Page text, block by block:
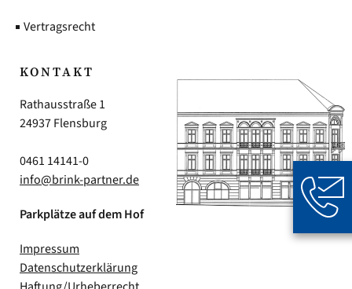
Vertragsrecht
KONTAKT
Rathausstraße 1
24937 Flensburg
0461 14141-0
info@brink-partner.de
Parkplätze auf dem Hof
Impressum
Datenschutzerklärung